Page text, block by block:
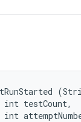
int testCount,
int